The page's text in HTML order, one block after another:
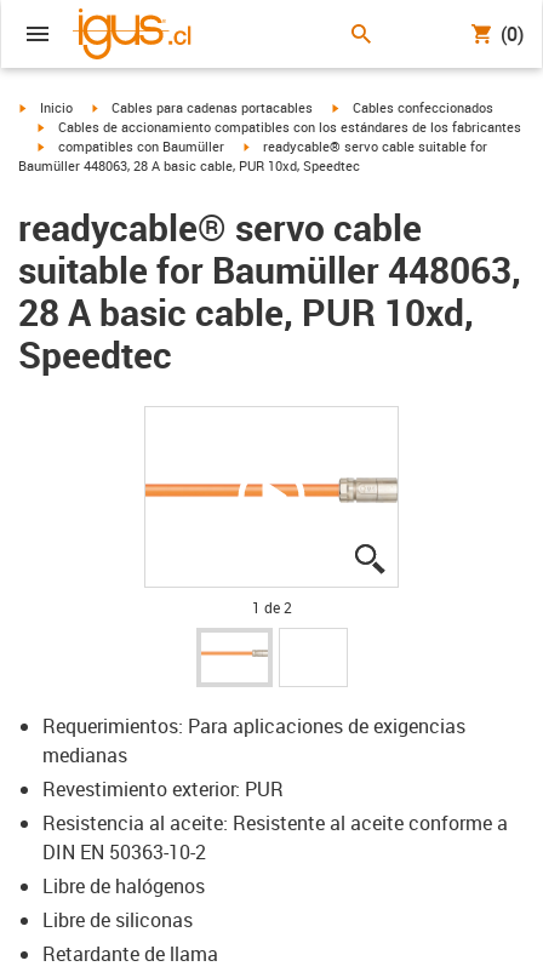
(0)
igus-icon-arrow-right
Inicio igus-icon-arrow-right
Cables para cadenas portacables igus-icon-arrow-right
Cables confeccionados
igus-icon-arrow-right
Cables de accionamiento compatibles con los estándares de los fabricantes
igus-icon-arrow-right
compatibles con Baumüller igus-icon-arrow-right
readycable® servo cable suitable for
Baumüller 448063, 28 A basic cable, PUR 10xd, Speedtec
readycable® servo cable
suitable for Baumüller 448063,
28 A basic cable, PUR 10xd,
Speedtec
1 de 2
Requerimientos: Para aplicaciones de exigencias
medianas
Revestimiento exterior: PUR
Resistencia al aceite: Resistente al aceite conforme a
DIN EN 50363-10-2
Libre de halógenos
Libre de siliconas
Retardante de llama